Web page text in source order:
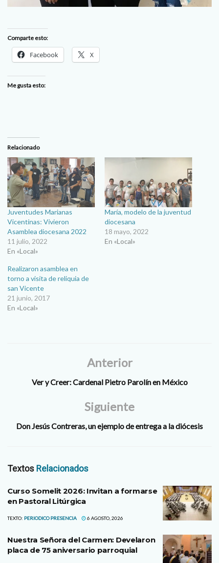
Comparte esto:
Facebook X
Me gusta esto:
Relacionado
Juventudes Marianas
Vicentinas: Vivieron
Asamblea diocesana 2022
11 julio, 2022
En «Local»
María, modelo de la juventud
diocesana
18 mayo, 2022
En «Local»
Realizaron asamblea en
torno a visita de reliquia de
san Vicente
21 junio, 2017
En «Local»
Anterior
Ver y Creer: Cardenal Pietro Parolín en México
Siguiente
Don Jesús Contreras, un ejemplo de entrega a la diócesis
Textos Relacionados
Curso Somelit 2026: Invitan a formarse
en Pastoral Litúrgica
TEXTO: PERIODICO PRESENCIA 6 AGOSTO, 2026
Nuestra Señora del Carmen: Develaron
placa de 75 aniversario parroquial